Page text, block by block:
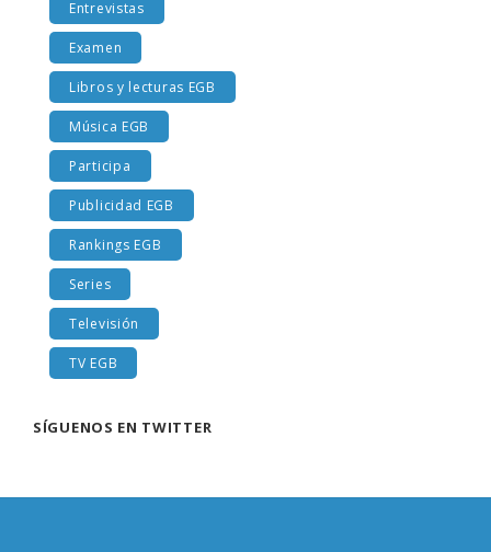
Entrevistas
Examen
Libros y lecturas EGB
Música EGB
Participa
Publicidad EGB
Rankings EGB
Series
Televisión
TV EGB